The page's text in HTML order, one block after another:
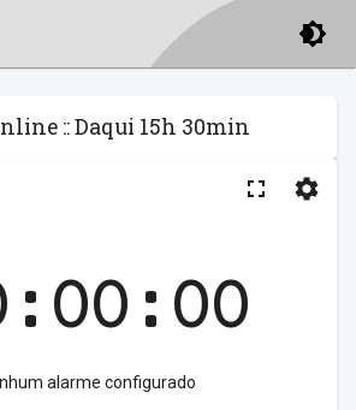
:: Daqui 15h 30min
alarme configurado